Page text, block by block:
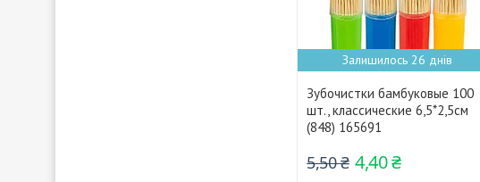
Залишилось 26 днів
Зубочистки бамбуковые 100
шт., классические 6,5*2,5см
(848) 165691
5,50 ₴ 4,40 ₴